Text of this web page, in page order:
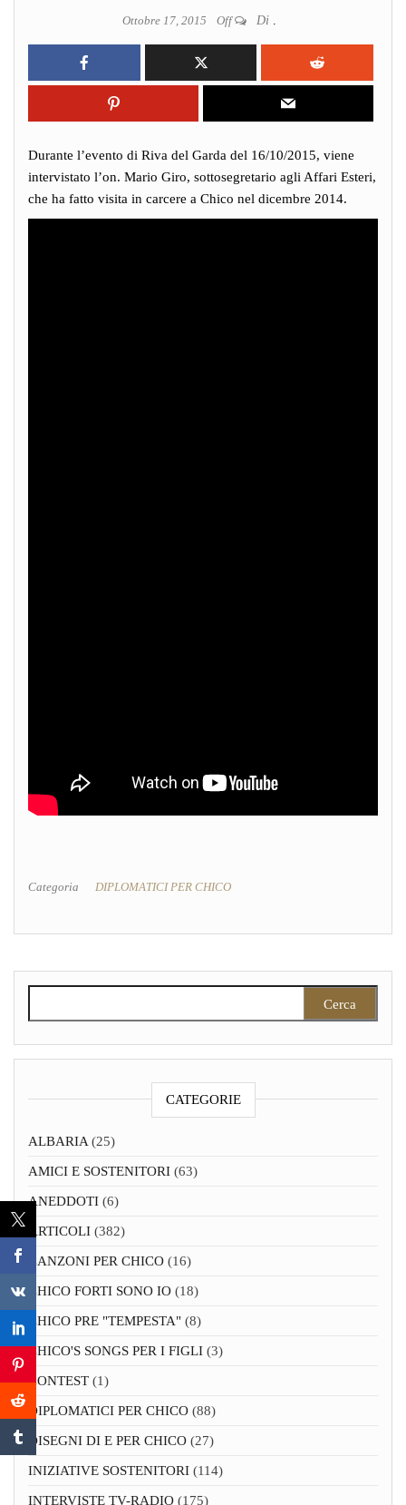
Ottobre 17, 2015 Off Di
Durante l’evento di Riva del Garda del 16/10/2015, viene
intervistato l’on. Mario Giro, sottosegretario agli Affari Esteri,
che ha fatto visita in carcere a Chico nel dicembre 2014.
Categoria DIPLOMATICI PER CHICO
CATEGORIE
ALBARIA (25)
AMICI E SOSTENITORI (63)
ANEDDOTI (6)
ARTICOLI (382)
CANZONI PER CHICO (16)
CHICO FORTI SONO IO (18)
CHICO PRE "TEMPESTA" (8)
CHICO'S SONGS PER I FIGLI (3)
CONTEST (1)
DIPLOMATICI PER CHICO (88)
DISEGNI DI E PER CHICO (27)
INIZIATIVE SOSTENITORI (114)
INTERVISTE TV-RADIO (175)